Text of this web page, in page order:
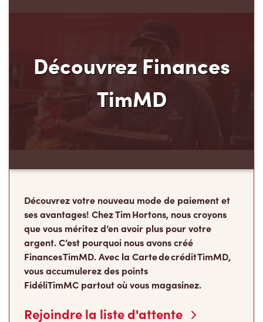
TimMD
Découvrez votre nouveau mode de paiement et
que vous méritez d’en avoir plus pour votre
argent. C’est pourquoi nous avons créé
Finances TimMD. Avec la Carte de crédit TimMD,
vous accumulerez des points
FidéliTimMC partout où vous magasinez.
Rejoindre la liste d'attente